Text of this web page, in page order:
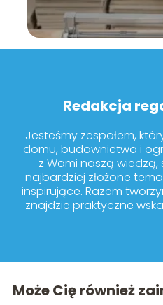
Redakcja
Jesteśmy zespołem,
domu, budownictwa i
z Wami naszą
najbardziej złożone
inspirujące. Razem
znajdzie praktyczne
Może Cię również